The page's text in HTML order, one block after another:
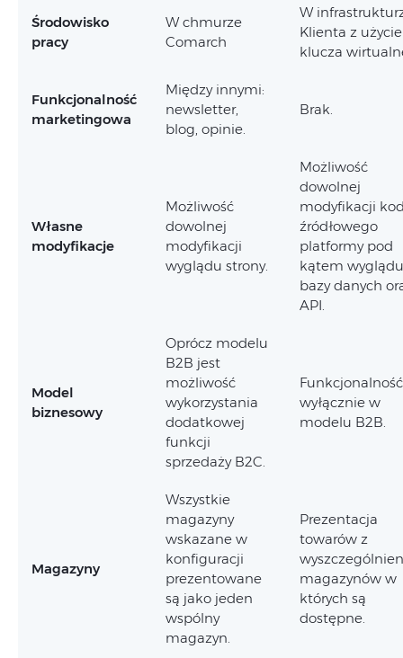
Środowisko
pracy
W chmurze
Comarch
W
Klienta z
klucza
Funkcjonalność
marketingowa
Między innymi:
newsletter,
blog, opinie.
Brak.
Własne
modyfikacje
Możliwość
dowolnej
modyfikacji
wyglądu strony.
Możliwość
dowolnej
modyfikacji
źródłowego
platformy pod
kątem
bazy danych
API.
Model
biznesowy
Oprócz modelu
B2B jest
możliwość
wykorzystania
dodatkowej
funkcji
sprzedaży B2C.
Funkcjonalność
wyłącznie w
modelu B2B.
Magazyny
Wszystkie
magazyny
wskazane w
konfiguracji
prezentowane
są jako jeden
wspólny
magazyn.
Prezentacja
towarów z
magazynów w
których są
dostępne.